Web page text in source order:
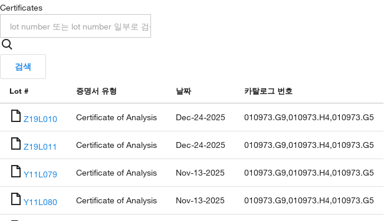
Certificates
검색
Lot # 증명서 유형 날짜 카탈로그 번호
Z19L010 Certificate of Analysis Dec-24-2025 010973.G9,010973.H4,010973.G5
Z19L011 Certificate of Analysis Dec-24-2025 010973.G9,010973.H4,010973.G5
Y11L079 Certificate of Analysis Nov-13-2025 010973.G9,010973.H4,010973.G5
Y11L080 Certificate of Analysis Nov-13-2025 010973.G9,010973.H4,010973.G5